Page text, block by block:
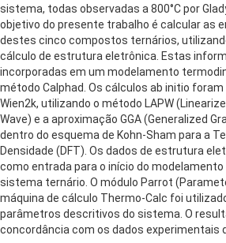
sistema, todas observadas a 800°C por
objetivo do presente trabalho é calcular as
destes cinco compostos ternários,
cálculo de estrutura eletrônica. Estas
incorporadas em um modelamento
método Calphad. Os cálculos ab initio
Wien2k, utilizando o método LAPW
Wave) e a aproximação GGA (Generalized
dentro do esquema de Kohn-Sham para a
Densidade (DFT). Os dados de estrutura
como entrada para o início do
sistema ternário. O módulo Parrot
máquina de cálculo Thermo-Calc foi
parâmetros descritivos do sistema. O
concordância com os dados experimentais